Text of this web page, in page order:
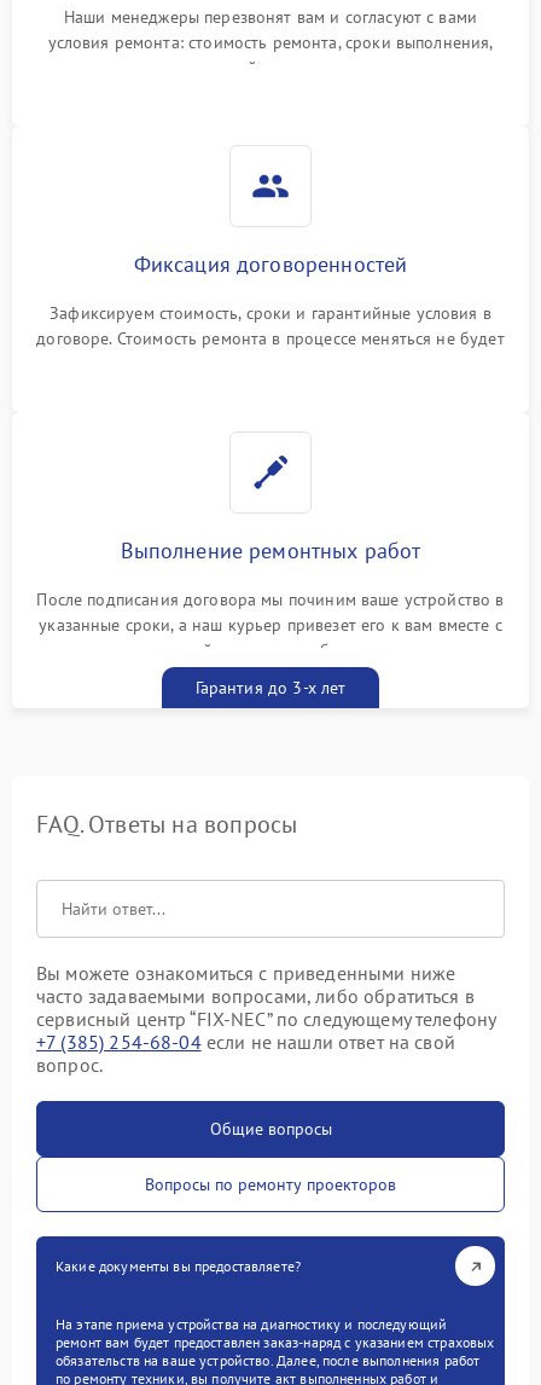
Наши менеджеры перезвонят вам и согласуют с вами
условия ремонта: стоимость ремонта, сроки выполнения,
гарантийные условия
Фиксация договоренностей
Зафиксируем стоимость, сроки и гарантийные условия в
договоре. Стоимость ремонта в процессе меняться не будет
Выполнение ремонтных работ
После подписания договора мы починим ваше устройство в
указанные сроки, а наш курьер привезет его к вам вместе с
гарантийным талоном бесплатно
Гарантия до 3-х лет
FAQ. Ответы на вопросы
Вы можете ознакомиться с приведенными ниже
часто задаваемыми вопросами, либо обратиться в
сервисный центр “FIX-NEC” по следующему телефону
+7 (385) 254-68-04если не нашли ответ на свой
вопрос.
Общие вопросы
Вопросы по ремонту проекторов
Какие документы вы предоставляете?
На этапе приема устройства на диагностику и последующий
ремонт вам будет предоставлен заказ-наряд с указанием страховых
обязательств на ваше устройство. Далее, после выполнения работ
по ремонту техники, вы получите акт выполненных работ и